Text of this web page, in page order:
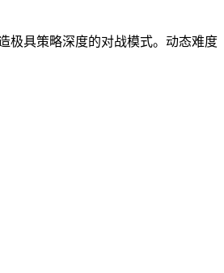
极具策略深度的对战模式。动态难度